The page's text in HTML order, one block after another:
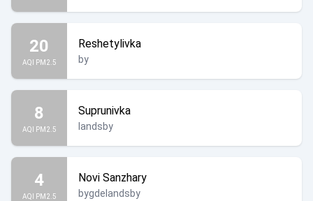
20
AQI PM2.5
Reshetylivka
by
8
AQI PM2.5
Suprunivka
landsby
4
AQI PM2.5
Novi Sanzhary
bygdelandsby